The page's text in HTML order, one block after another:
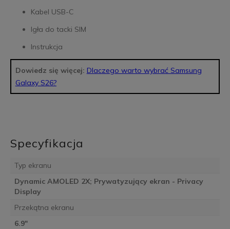
Kabel USB-C
Igła do tacki SIM
Instrukcja
Dowiedz się więcej: Dlaczego warto wybrać Samsung
Galaxy S26?
Specyfikacja
Typ ekranu
Dynamic AMOLED 2X; Prywatyzujący ekran - Privacy
Display
Przekątna ekranu
6.9"